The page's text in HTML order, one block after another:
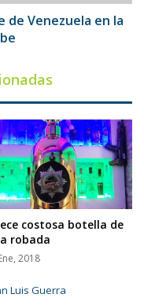
de Venezuela en la
costosa botella de
robada
2018